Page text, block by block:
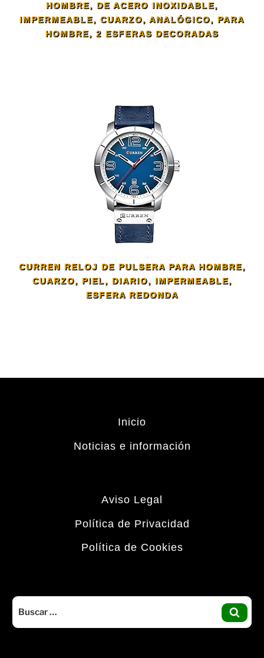
HOMBRE, DE ACERO INOXIDABLE,
IMPERMEABLE, CUARZO, ANALÓGICO, PARA
HOMBRE, 2 ESFERAS DECORADAS
CURREN RELOJ DE PULSERA PARA HOMBRE,
CUARZO, PIEL, DIARIO, IMPERMEABLE,
ESFERA REDONDA
Inicio
Noticias e información
Aviso Legal
Política de Privacidad
Política de Cookies
Buscar